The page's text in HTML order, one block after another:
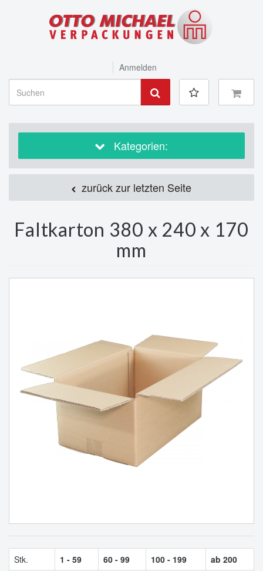
Anmelden
Kategorien:
zurück zur letzten Seite
Faltkarton 380 x 240 x 170
mm
Stk. 1 - 59 60 - 99 100 - 199
ab 200